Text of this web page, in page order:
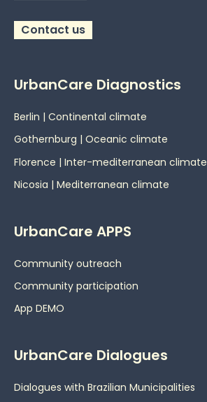
Contact us
UrbanCare Diagnostics
Berlin | Continental climate
Gothernburg | Oceanic climate
Florence | Inter-mediterranean climate
Nicosia | Mediterranean climate
UrbanCare APPS
Community outreach
Community participation
App DEMO
UrbanCare Dialogues
Dialogues with Brazilian Municipalities